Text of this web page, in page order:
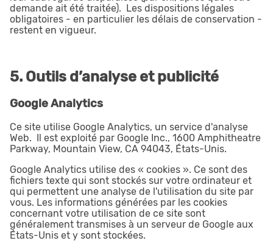
demande ait été traitée). Les dispositions légales
obligatoires - en particulier les délais de conservation -
restent en vigueur.
5. Outils d’analyse et publicité
Google Analytics
Ce site utilise Google Analytics, un service d'analyse
Web. Il est exploité par Google Inc., 1600 Amphitheatre
Parkway, Mountain View, CA 94043, États-Unis.
Google Analytics utilise des « cookies ». Ce sont des
fichiers texte qui sont stockés sur votre ordinateur et
qui permettent une analyse de l'utilisation du site par
vous. Les informations générées par les cookies
concernant votre utilisation de ce site sont
généralement transmises à un serveur de Google aux
États-Unis et y sont stockées.